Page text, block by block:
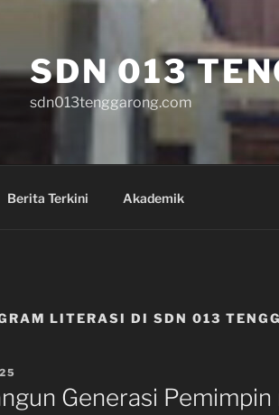
SDN 013
sdn013tenggarong.com
Berita Terkini Akademik
LITERASI DI SDN 013
Generasi Pemimpin